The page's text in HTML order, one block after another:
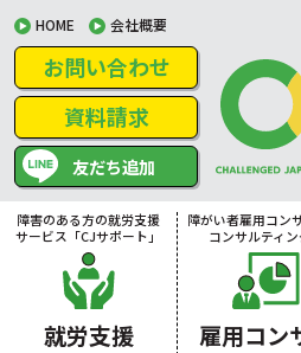
HOME 会社概要
お問い合わせ
資料請求
友だち追加
障害のある方の就労支援
サービス「CJサポート」
就労支援
障がい者雇用コン
コンサルティン
雇用コン